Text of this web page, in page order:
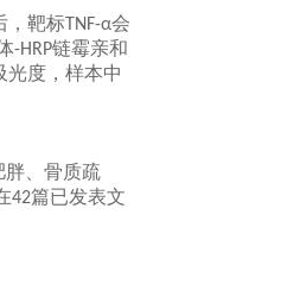
，靶标 TNF-α会
-HRP链霉亲和
光度，样本中
胖、骨质疏
42篇已发表文